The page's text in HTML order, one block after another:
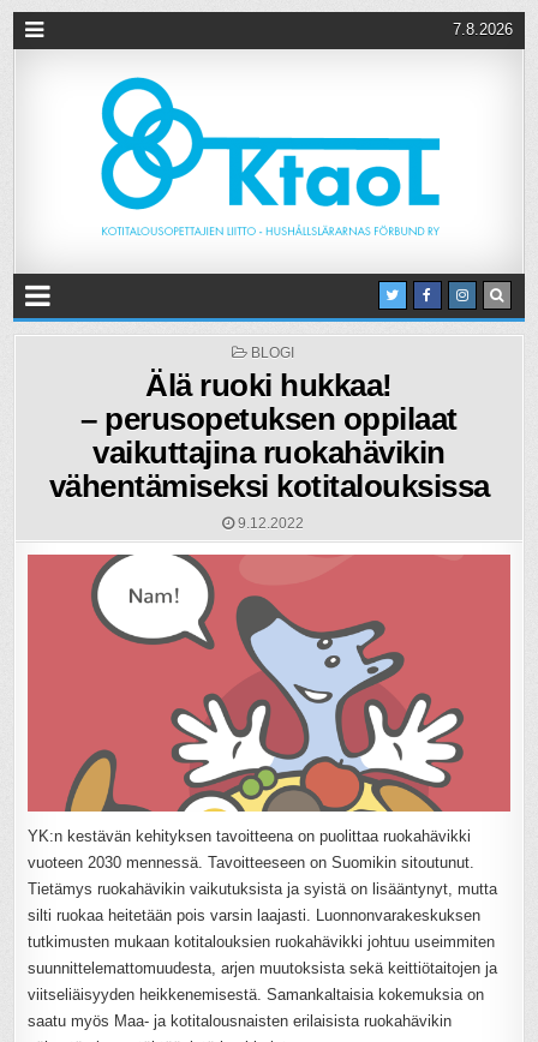
7.8.2026
POSTED
BLOGI
Älä ruoki hukkaa!
– perusopetuksen oppilaat
vaikuttajina ruokahävikin
vähentämiseksi kotitalouksissa
9.12.2022
YK:n kestävän kehityksen tavoitteena on puolittaa ruokahävikki
vuoteen 2030 mennessä. Tavoitteeseen on Suomikin sitoutunut.
Tietämys ruokahävikin vaikutuksista ja syistä on lisääntynyt, mutta
silti ruokaa heitetään pois varsin laajasti. Luonnonvarakeskuksen
tutkimusten mukaan kotitalouksien ruokahävikki johtuu useimmiten
suunnittelemattomuudesta, arjen muutoksista sekä keittiötaitojen ja
viitseliäisyyden heikkenemisestä. Samankaltaisia kokemuksia on
saatu myös Maa- ja kotitalousnaisten erilaisista ruokahävikin